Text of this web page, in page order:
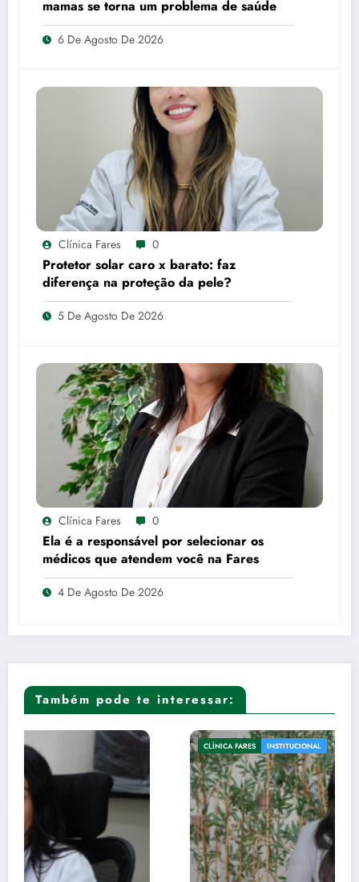
mamas se torna um problema de saúde
6 De Agosto De 2026
Clínica Fares 0
Protetor solar caro x barato: faz
diferença na proteção da pele?
5 De Agosto De 2026
Clínica Fares 0
Ela é a responsável por selecionar os
médicos que atendem você na Fares
4 De Agosto De 2026
Também pode te interessar:
INSTITUCIONAL